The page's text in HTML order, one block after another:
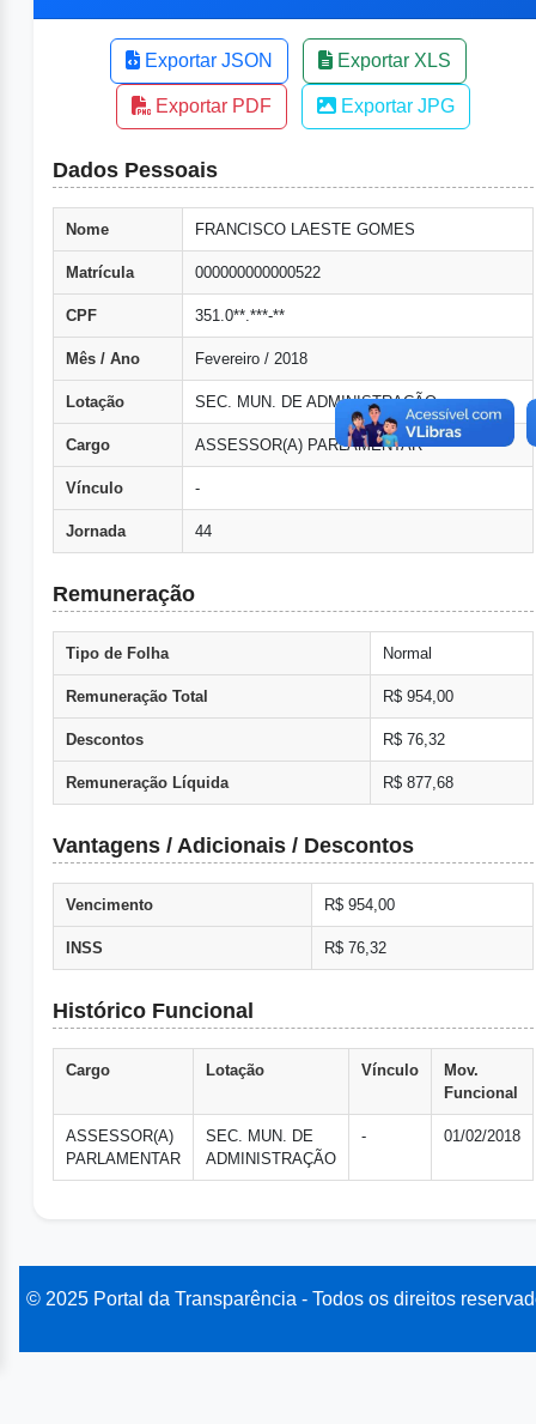
Exportar JSON Exportar XLS
Exportar PDF Exportar JPG
Dados Pessoais
Nome FRANCISCO LAESTE GOMES
Matrícula 000000000000522
CPF 351.0**.***-**
Mês / Ano Fevereiro / 2018
Lotação SEC. MUN. DE ADMINISTRAÇÃO
Cargo ASSESSOR(A) PARLAMENTAR
Vínculo -
Jornada 44
Remuneração
Tipo de Folha Normal
Remuneração Total R$ 954,00
Descontos R$ 76,32
Remuneração Líquida R$ 877,68
Vantagens / Adicionais / Descontos
Vencimento R$ 954,00
INSS R$ 76,32
Histórico Funcional
Cargo Lotação Vínculo
Mov.
Funcional
ASSESSOR(A)
PARLAMENTAR
SEC. MUN. DE
ADMINISTRAÇÃO
- 01/02/2018
© 2025 Portal da Transparência - Todos os direitos